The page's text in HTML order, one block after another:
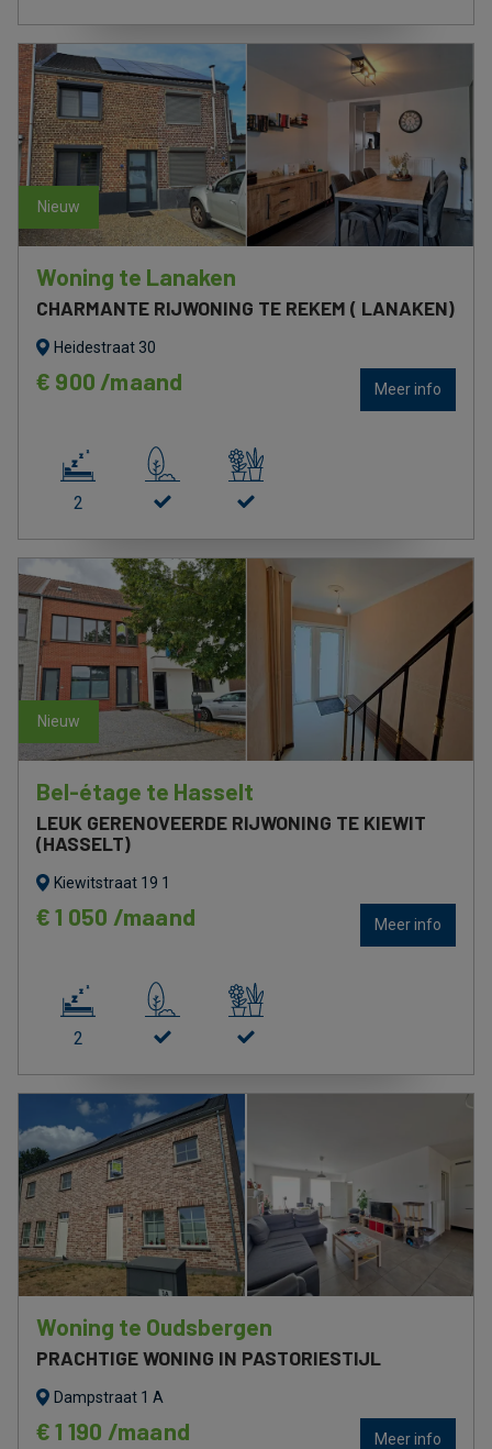
nieuw
nieuw
Woning te Lanaken
Heidestraat 30
CHARMANTE RIJWONING TE REKEM ( LANAKEN)
€ 900 /maand Meer info
2
nieuw
nieuw
Bel-étage te Hasselt
Kiewitstraat 19 1
LEUK GERENOVEERDE RIJWONING TE KIEWIT
(HASSELT)
€ 1 050 /maand Meer info
2
Woning te Oudsbergen
Dampstraat 1 A
PRACHTIGE WONING IN PASTORIESTIJL
€ 1 190 /maand Meer info